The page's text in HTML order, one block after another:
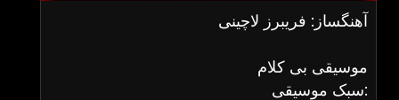
آهنگساز: فریبرز لاچینی
موسیقی بی کلام
سبک موسیقی: